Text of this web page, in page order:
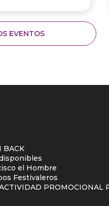
EVENTOS
BACK
el Hombre
Festivaleros
PROMOCIONAL